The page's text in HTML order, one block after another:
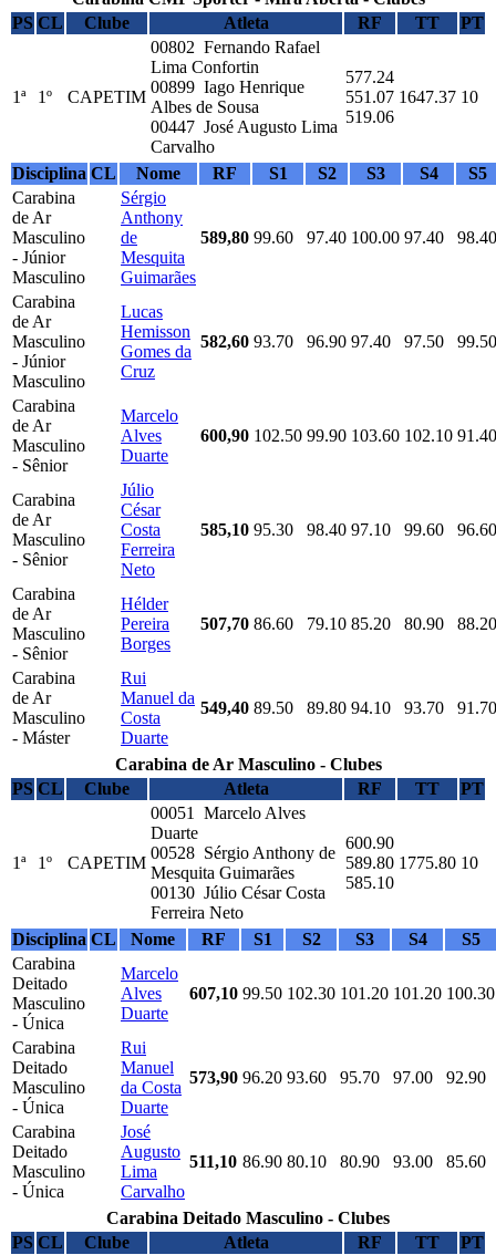
PS CL Clube Atleta RF TT PT
1ª 1º CAPETIM
00802 Fernando Rafael
Lima Confortin
00899 Iago Henrique
Albes de Sousa
00447 José Augusto Lima
Carvalho
577.24
551.07
519.06
1647.37 10
Disciplina CL Nome RF S1 S2 S3 S4
S5
Carabina
de Ar
Masculino
- Júnior
Masculino
Sérgio
Anthony
de
Mesquita
Guimarães
589,80 99.60 97.40 100.00 97.40 98.40
Carabina
de Ar
Masculino
- Júnior
Masculino
Lucas
Hemisson
Gomes da
Cruz
582,60 93.70 96.90 97.40 97.50 99.50
Carabina
de Ar
Masculino
- Sênior
Marcelo
Alves
Duarte
600,90 102.50 99.90 103.60 102.10 91.40
Carabina
de Ar
Masculino
- Sênior
Júlio
César
Costa
Ferreira
Neto
585,10 95.30 98.40 97.10 99.60 96.60
Carabina
de Ar
Masculino
- Sênior
Hélder
Pereira
Borges
507,70 86.60 79.10 85.20 80.90 88.20
Carabina
de Ar
Masculino
- Máster
Rui
Manuel da
Costa
Duarte
549,40 89.50 89.80 94.10 93.70 91.70
Carabina de Ar Masculino - Clubes
PS CL Clube Atleta RF TT PT
1ª 1º CAPETIM
00051 Marcelo Alves
Duarte
00528 Sérgio Anthony de
Mesquita Guimarães
00130 Júlio César Costa
Ferreira Neto
600.90
589.80
585.10
1775.80 10
Disciplina CL Nome RF S1 S2 S3 S4
S5
Carabina
Deitado
Masculino
- Única
Marcelo
Alves
Duarte
607,10 99.50 102.30 101.20 101.20 100.30
Carabina
Deitado
Masculino
- Única
Rui
Manuel
da Costa
Duarte
573,90 96.20 93.60 95.70 97.00 92.90
Carabina
Deitado
Masculino
- Única
José
Augusto
Lima
Carvalho
511,10 86.90 80.10 80.90 93.00 85.60
Carabina Deitado Masculino - Clubes
PS CL Clube Atleta RF TT PT